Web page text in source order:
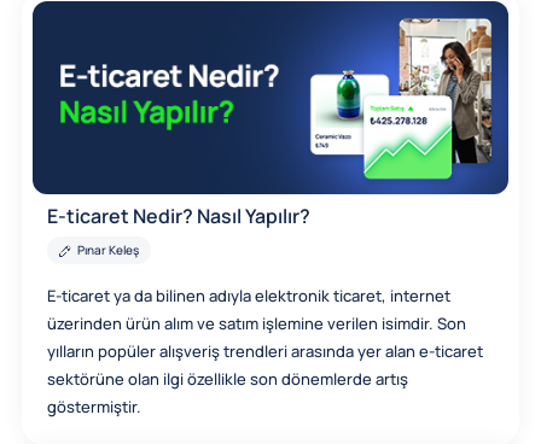
E-ticaret Nedir? Nasıl Yapılır?
Pınar Keleş
E-ticaret ya da bilinen adıyla elektronik ticaret, internet
üzerinden ürün alım ve satım işlemine verilen isimdir. Son
yılların popüler alışveriş trendleri arasında yer alan e-ticaret
sektörüne olan ilgi özellikle son dönemlerde artış
göstermiştir.